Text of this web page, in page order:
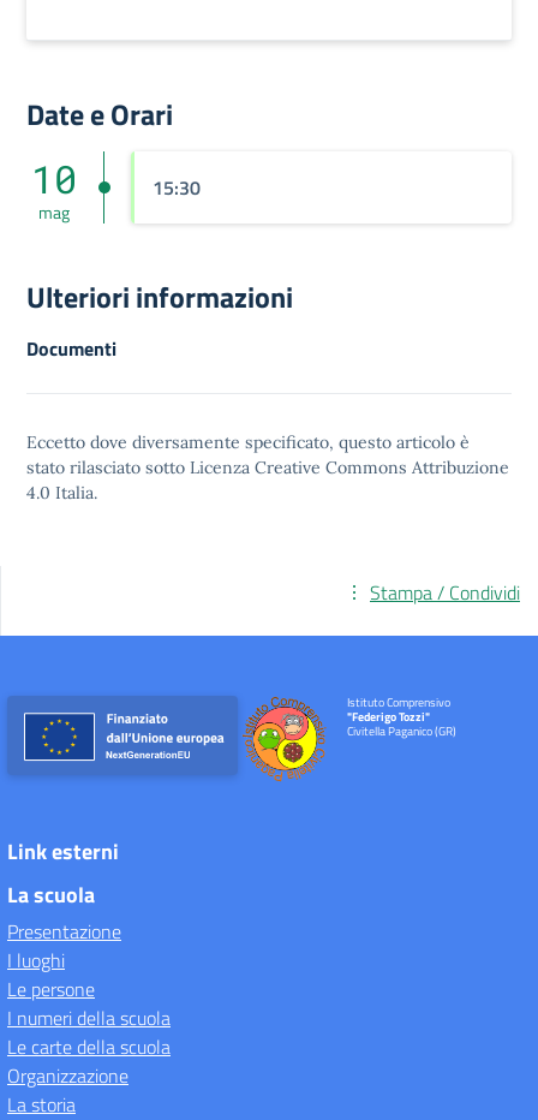
Date e Orari
10
mag
15:30
Ulteriori informazioni
Documenti
Eccetto dove diversamente specificato, questo articolo è
stato rilasciato sotto Licenza Creative Commons Attribuzione
4.0 Italia.
Stampa / Condividi
Istituto Comprensivo
"Federigo Tozzi"
Civitella Paganico (GR)
Link esterni
La scuola
Presentazione
I luoghi
Le persone
I numeri della scuola
Le carte della scuola
Organizzazione
La storia